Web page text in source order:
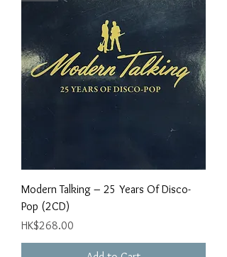
Modern Talking ‎– 25 Years Of Disco-
Pop (2CD)
Price
HK$268.00